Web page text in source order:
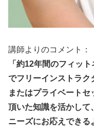
講師よりのコメント：
「約12年間のフィッ
でフリーインストラク
またはプライベートセ
頂いた知識を活かして
ニーズにお応えできる